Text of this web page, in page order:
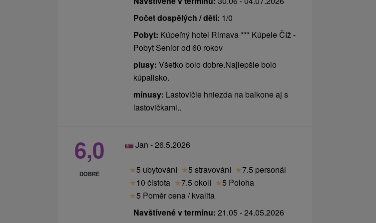
Počet dospělých / dětí: 1/0
Pobyt: Kúpeľný hotel Rimava *** Kúpele Číž -
Pobyt Senior od 60 rokov
plusy: Všetko bolo dobre.Najlepšie bolo
kúpalisko.
mínusy: Lastovičie hniezda na balkone aj s
lastovičkami..
6,0
DOBRÉ
Jan - 26.5.2026
★5 ubytování ★5 stravování ★7.5 personál
★10 čistota ★7.5 okolí ★5 Poloha
★5 Poměr cena / kvalita
Navštívené v termínu: 21.05 - 24.05.2026